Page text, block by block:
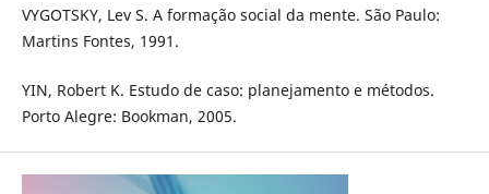
VYGOTSKY, Lev S. A formação social da mente. São Paulo:
Martins Fontes, 1991.
YIN, Robert K. Estudo de caso: planejamento e métodos.
Porto Alegre: Bookman, 2005.